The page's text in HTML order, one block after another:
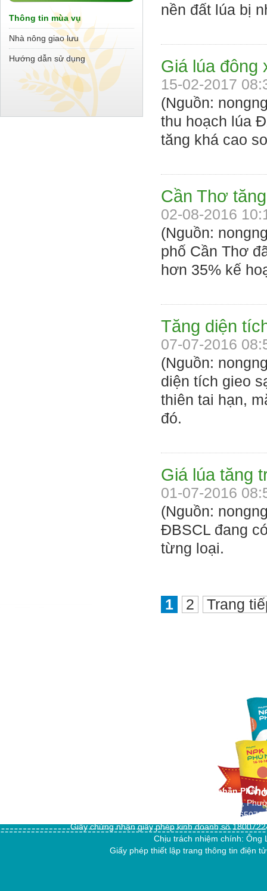
Thông tin mùa vụ
Nhà nông giao lưu
Hướng dẫn sử dụng
nền đất lúa bị
Giá lúa đông
15-02-2017
(Nguồn:
thu hoạch lúa
tăng khá cao
Cần Thơ
02-08-2016
(Nguồn:
phố Cần Thơ
hơn 35% kế
Tăng diện
07-07-2016
(Nguồn:
diện tích gieo
thiên tai hạn,
đó.
Giá lúa tăng
01-07-2016
(Nguồn:
ĐBSCL đang
từng loại.
1 2 Trang
Công ty cổ phần Phân
Địa chỉ: 151/18 Trần Hoàng Na,
Điện thoại: +84 292
Giấy chứng nhận giấy phép kinh doanh số
Chịu trách nhiệm chính: Ông
Giấy phép thiết lập trang thông tin điện